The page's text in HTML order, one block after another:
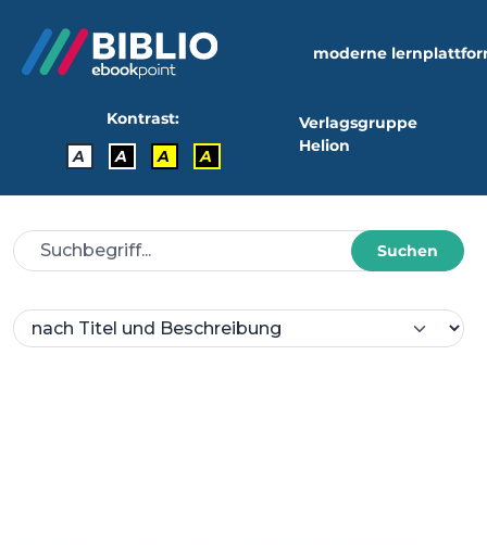
moderne
Kontrast:
A
A A A
Verlagsgruppe
Helion
Suchen